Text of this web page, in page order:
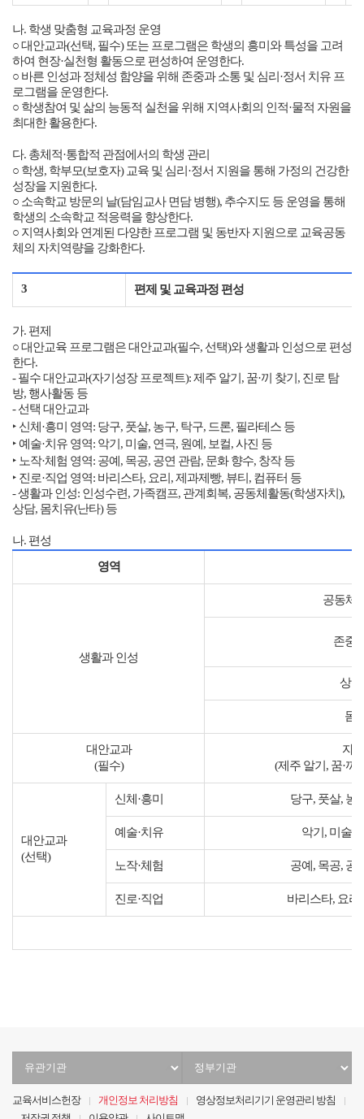
나. 학생 맞춤형 교육과정 운영
○ 대안교과(선택, 필수)또는 프로그램은 학생의 흥미와 특성을 고려
하여 현장·실천형 활동으로 편성하여 운영한다.
○ 바른 인성과 정체성 함양을 위해 존중과 소통 및 심리 ·정서 치유 프
로그램을 운영한다.
○ 학생참여 및 삶의 능동적 실천을 위해 지역사회의 인적·물적 자원을
최대한 활용한다.
다. 총체적·통합적 관점에서의 학생 관리
○ 학생, 학부모(보호자)교육 및 심리 ·정서 지원을 통해 가정의 건강한
성장을 지원한다.
○ 소속학교 방문의 날(담임교사 면담 병행), 추수지도 등 운영을 통해
학생의 소속학교 적응력을 향상한다.
○ 지역사회와 연계된 다양한 프로그램 및 동반자 지원으로 교육공동
체의 자치역량을 강화한다.
3 편제 및 교육과정 편성
가. 편제
○ 대안교육 프로그램은 대안교과(필수, 선택)와 생활과 인성으로 편성
한다.
-필수 대안교과(자기성장 프로젝트):제주 알기 , 꿈·끼 찾기 , 진로 탐
방, 행사활동 등
-선택 대안교과
‣ 신체 ·흥미 영역: 당구, 풋살, 농구, 탁구, 드론, 필라테스 등
‣ 예술·치유 영역: 악기 , 미술, 연극, 원예 , 보컬,사진 등
‣ 노작·체험 영역: 공예 , 목공, 공연 관람, 문화 향수, 창작 등
‣ 진로·직업 영역: 바리스타, 요리 ,제과제빵, 뷰티 , 컴퓨터 등
-생활과 인성: 인성수련, 가족캠프, 관계회복, 공동체활동(학생자치 ),
상담, 몸치유(난타) 등
나. 편성
영역
생활과 인성
공동체
존중
상
몸
대안교과
(필수)
자
(제주 알기 , 꿈·끼
대안교과
(선택)
신체 ·흥미 당구, 풋살, 농
예술·치유 악기 , 미술,
노작·체험 공예 , 목공, 공
진로·직업 바리스타, 요리
교육서비스헌장 개인정보 처리방침
영상정보처리기기 운영관리 방침
관
관